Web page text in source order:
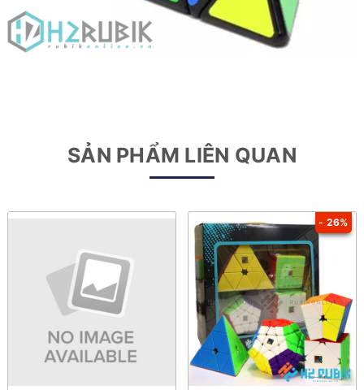
SẢN PHẨM LIÊN QUAN
- 26%